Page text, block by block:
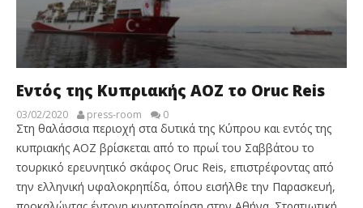
Εντός της Κυπριακής ΑΟΖ το Oruc Reis
03/02/2020 press-room 0
Στη θαλάσσια περιοχή στα δυτικά της Κύπρου και εντός της
κυπριακής ΑΟΖ βρίσκεται από το πρωί του Σαββάτου το
τουρκικό ερευνητικό σκάφος Oruc Reis, επιστρέφοντας από
την ελληνική υφαλοκρηπίδα, όπου εισήλθε την Παρασκευή,